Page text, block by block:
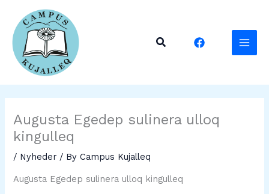
content
Search
Augusta Egedep sulinera ulloq
kingulleq
/ Nyheder / ByCampus Kujalleq
Augusta Egedep sulinera ulloq kingulleq